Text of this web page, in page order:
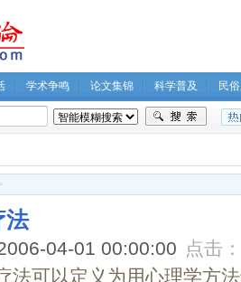
学术争鸣 论文集锦 科学普及 民
法
04-01 00:00:00 点击：
法可以定义为用心理学方